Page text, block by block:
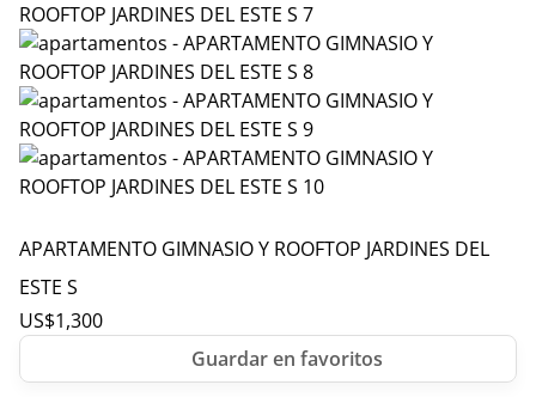
APARTAMENTO GIMNASIO Y ROOFTOP JARDINES DEL
ESTE S
US$1,300